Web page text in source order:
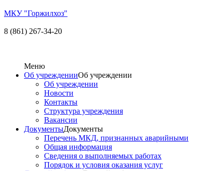
МКУ "Горжилхоз"
8 (861) 267-34-20
Меню
Об учрежденииОб учреждении
Об учреждении
Новости
Контакты
Структура учреждения
Вакансии
ДокументыДокументы
Перечень МКД, признанных аварийными
Общая информация
Сведения о выполняемых работах
Порядок и условия оказания услуг